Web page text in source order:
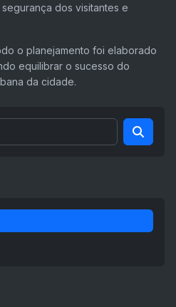
dos visitantes e
o planejamento foi elaborado
equilibrar o sucesso do
da cidade.